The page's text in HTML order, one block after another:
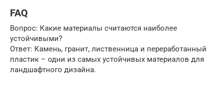
FAQ
Вопрос: Какие материалы считаются наиболее
устойчивыми?
Ответ: Камень, гранит, лиственница и переработанный
пластик – одни из самых устойчивых материалов для
ландшафтного дизайна.